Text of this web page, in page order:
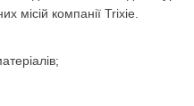
місій компанії Trixie.